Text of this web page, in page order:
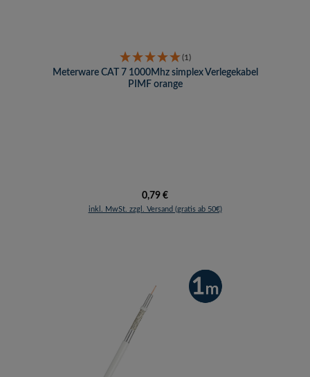
(1)
Meterware CAT 7 1000Mhz simplex Verlegekabel
PIMF orange
Regulärer Preis:
0,79 €
inkl. MwSt. zzgl. Versand (gratis ab 50€)